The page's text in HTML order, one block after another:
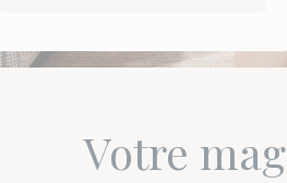
Votre